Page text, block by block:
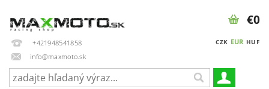
+421948541858
info@maxmoto.sk
CZK EUR HUF
€0